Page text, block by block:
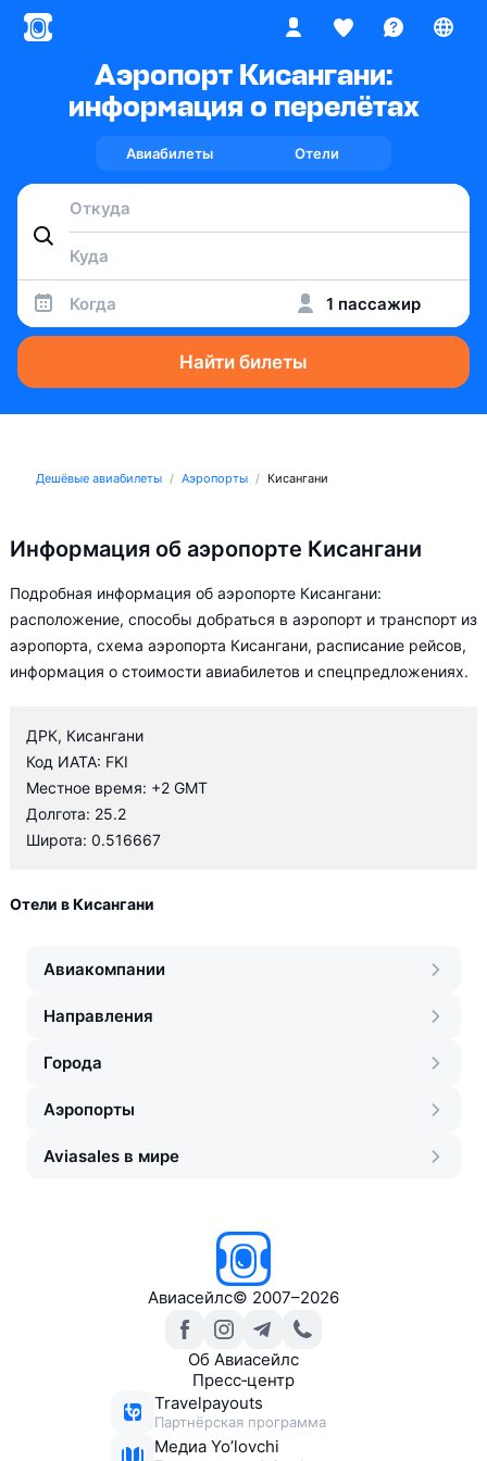
Аэропорт Кисангани:
информация о перелётах
Авиабилеты Отели
Когда 1 пассажир
Найти билеты
Дешёвые авиабилеты Аэропорты Кисангани
Информация об аэропорте Кисангани
Подробная информация об аэропорте Кисангани:
расположение, способы добраться в аэропорт и транспорт из
аэропорта, схема аэропорта Кисангани, расписание рейсов,
информация о стоимости авиабилетов и спецпредложениях.
ДРК, Кисангани
Код ИАТА: FKI
Местное время: +2 GMT
Долгота: 25.2
Широта: 0.516667
Отели в Кисангани
Авиакомпании
Направления
Города
Аэропорты
Aviasales в мире
Авиасейлс© 2007–2026
Об Авиасейлс
Пресс‑центр
Travelpayouts
Партнёрская программа
Медиа Yo’lovchi